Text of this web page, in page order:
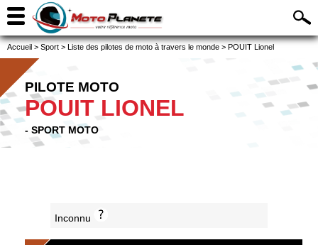
Accueil > Sport > Liste des pilotes de moto à travers le monde > POUIT Lionel
PILOTE MOTO
POUIT LIONEL
- SPORT MOTO
Inconnu